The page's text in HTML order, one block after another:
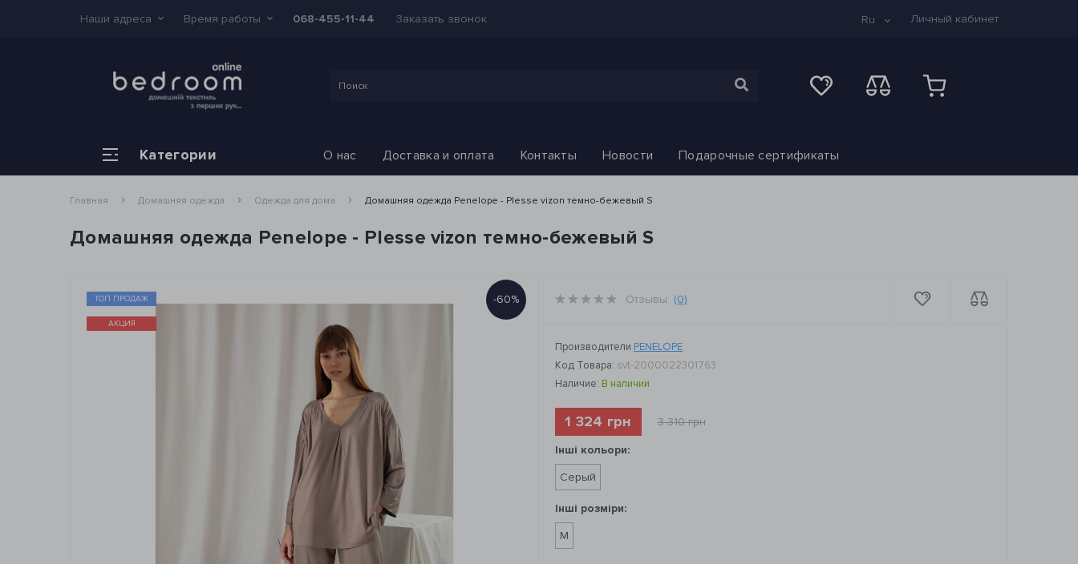
Наши адреса Время работы 068-455-11-44 Заказать звонок Ru Личный кабинет
Категории О нас Доставка и оплата Контакты Новости Подарочные сертификаты
Главная Домашняя одежда Одежда для дома Домашняя одежда Penelope - Plesse vizon темно-бежевый S
Домашняя одежда Penelope - Plesse vizon темно-бежевый S
-60%
ТОП ПРОДАЖ
АКЦИЯ
Отзывы: (0)
Производители PENELOPE
Код Товара: svt-2000022301763
Наличие: В наличии
1 324 грн 3 310 грн
Інші кольори:
Серый
Інші розміри:
M